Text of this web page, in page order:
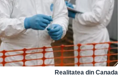
Realitatea din Canada